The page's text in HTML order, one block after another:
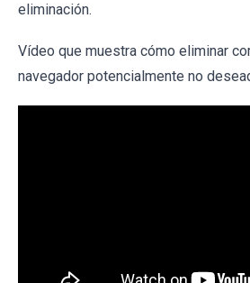
eliminación.
Vídeo que muestra cómo eliminar
navegador potencialmente no